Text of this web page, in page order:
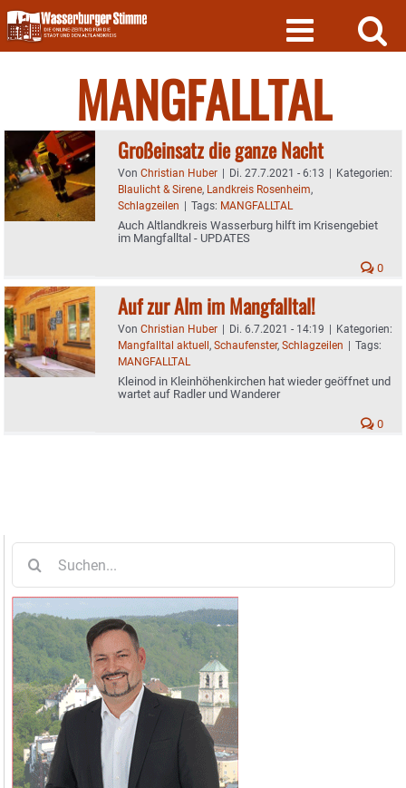
Skip
to
content
MANGFALLTAL
Großeinsatz die ganze Nacht
Von Christian Huber | Di. 27.7.2021 - 6:13 | Kategorien:
Blaulicht & Sirene, Landkreis Rosenheim,
Schlagzeilen | Tags: MANGFALLTAL
Auch Altlandkreis Wasserburg hilft im Krisengebiet
im Mangfalltal - UPDATES
0
Auf zur Alm im Mangfalltal!
Von Christian Huber | Di. 6.7.2021 - 14:19 | Kategorien:
Mangfalltal aktuell, Schaufenster, Schlagzeilen | Tags:
MANGFALLTAL
Kleinod in Kleinhöhenkirchen hat wieder geöffnet und
wartet auf Radler und Wanderer
0
nach: